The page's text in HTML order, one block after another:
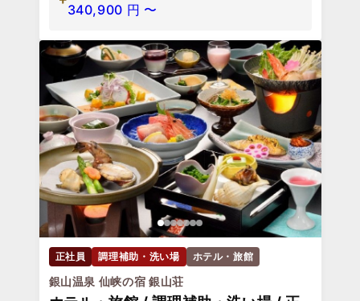
340,900 円 〜
正社員 調理補助・洗い場 ホテル・旅館
銀山温泉 仙峡の宿 銀山荘